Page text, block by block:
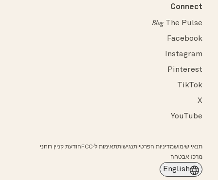
Connect
The Pulse
Blog
Facebook
Instagram
Pinterest
TikTok
X
YouTube
תנאי שימושמדיניות הפרטיותנגישותתאימות ל-FCC
הודעת קניין רוחני
מרכז אבטחה
English